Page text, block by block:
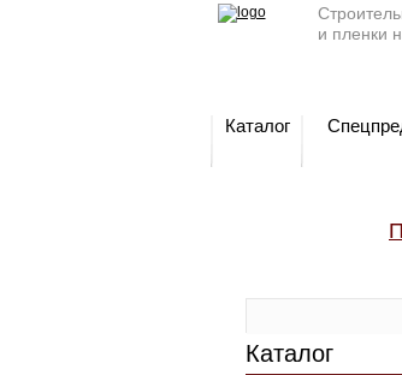
и пленки
Каталог
Каталог